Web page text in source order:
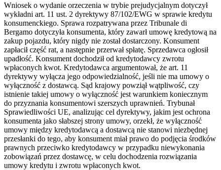
Wniosek o wydanie orzeczenia w trybie prejudycjalnym dotyczył
wykładni art. 11 ust. 2 dyrektywy 87/102/EWG w sprawie kredytu
konsumenckiego. Sprawa rozpatrywana przez Tribunale di
Bergamo dotyczyła konsumenta, który zawarł umowę kredytową na
zakup pojazdu, który nigdy nie został dostarczony. Konsument
zapłacił część rat, a następnie przerwał spłatę. Sprzedawca ogłosił
upadłość. Konsument dochodził od kredytodawcy zwrotu
wpłaconych kwot. Kredytodawca argumentował, że art. 11
dyrektywy wyłącza jego odpowiedzialność, jeśli nie ma umowy o
wyłączność z dostawcą. Sąd krajowy powziął wątpliwość, czy
istnienie takiej umowy o wyłączność jest warunkiem koniecznym
do przyznania konsumentowi szerszych uprawnień. Trybunał
Sprawiedliwości UE, analizując cel dyrektywy, jakim jest ochrona
konsumenta jako słabszej strony umowy, orzekł, że wyłączność
umowy między kredytodawcą a dostawcą nie stanowi niezbędnej
przesłanki do tego, aby konsument miał prawo do podjęcia środków
prawnych przeciwko kredytodawcy w przypadku niewykonania
zobowiązań przez dostawcę, w celu dochodzenia rozwiązania
umowy kredytu i zwrotu wpłaconych kwot.